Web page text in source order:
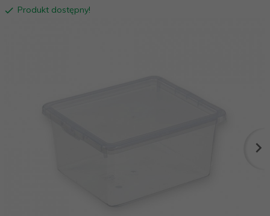
Produkt dostępny!